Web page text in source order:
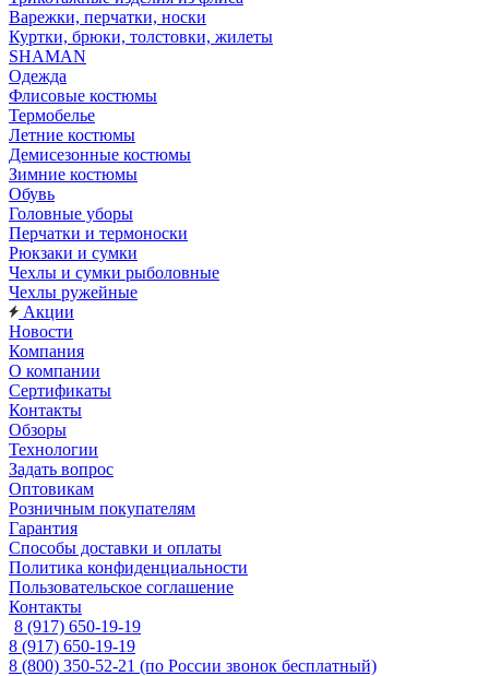
Варежки, перчатки, носки
Куртки, брюки, толстовки, жилеты
SHAMAN
Одежда
Флисовые костюмы
Термобелье
Летние костюмы
Демисезонные костюмы
Зимние костюмы
Обувь
Головные уборы
Перчатки и термоноски
Рюкзаки и сумки
Чехлы и сумки рыболовные
Чехлы ружейные
Акции
Новости
Компания
О компании
Сертификаты
Контакты
Обзоры
Технологии
Задать вопрос
Оптовикам
Розничным покупателям
Гарантия
Способы доставки и оплаты
Политика конфиденциальности
Пользовательское соглашение
Контакты
8 (917) 650-19-19
8 (917) 650-19-19
8 (800) 350-52-21 (по России звонок бесплатный)